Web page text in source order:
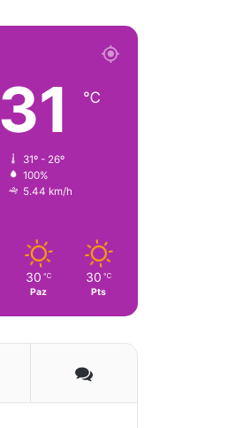
31 ℃
31º - 26º
100%
5.44 km/h
30 ℃
Paz
30 ℃
Pts